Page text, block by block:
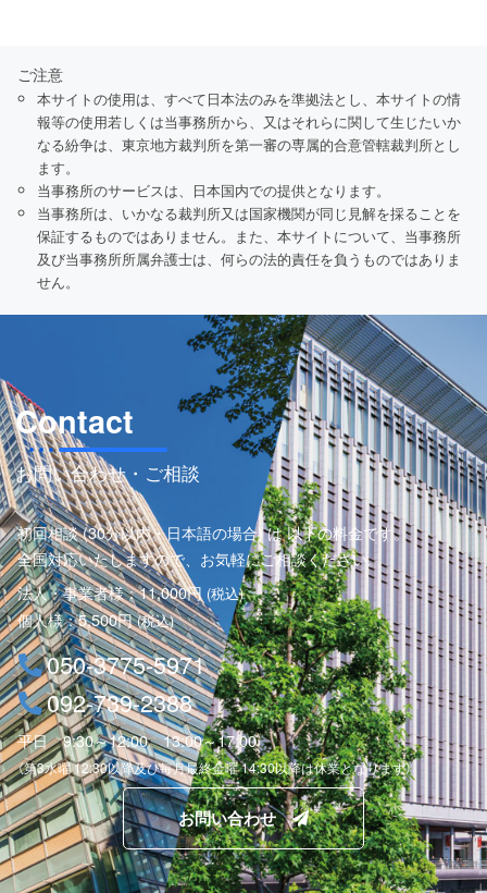
②商品又は役務の価格その他の取引条件について、実際のも
の又は当該事業者と同種若しくは類似の商品若しくは役務
を供給している他の事業者に係るものよりも取引の相手方
に著しく有利であると一般消費者に誤認される表示であっ
て、不当に顧客を誘引し、一般消費者による自主的かつ合
理的な選択を阻害するおそれがあると認められるもの
③前二号に掲げるもののほか、商品又は役務の取引に関する
事項について一般消費者に誤認されるおそれがある表示で
あって、不当に顧客を誘引し、一般消費者による自主的か
つ合理的な選択を阻害するおそれがあると認めて内閣総理
大臣が指定するもの
（３）取り扱う商品等について、他者の特許権、商標権、著作
権等の知的財産権に触れないように注意する必要がありま
す。
（４）インターネットの場合、日本以外の国の顧客が生じる可
能性がありますので、そのビジネスにおける準拠法（どの国
の法律を適用するか）や、国際裁判管轄（どの国で裁判等を
行うか）を定めておくべき場合もあります。
（５）その他、インターネットビジネスも契約ですので、契約
書や利用規約をしっかりと定めておく必要があります。
ご注意
本サイトの使用は、すべて日本法のみを準拠法とし、本サイトの情
報等の使用若しくは当事務所から、又はそれらに関して生じたいか
なる紛争は、東京地方裁判所を第一審の専属的合意管轄裁判所とし
ます。
当事務所のサービスは、日本国内での提供となります。
当事務所は、いかなる裁判所又は国家機関が同じ見解を採ることを
保証するものではありません。また、本サイトについて、当事務所
及び当事務所所属弁護士は、何らの法的責任を負うものではありま
せん。
Contact
お問い合わせ・ご相談
初回相談 (30分以内・日本語の場合) は 以下の料金です。
全国対応いたしますので、お気軽にご相談ください。
法人・事業者様：11,000円 (税込)
個人様：5,500円(税込)
050-3775-5971
092-739-2388
平日 9:30～12:00 13:00～17:00
（第3水曜 12:30以降及び毎月最終金曜 14:30以降は休業となります）
お問い合わせ